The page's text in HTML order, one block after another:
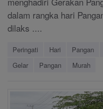
dalam rangka hari
dilaks ....
Peringati Hari Pangan
Gelar
Pangan Murah